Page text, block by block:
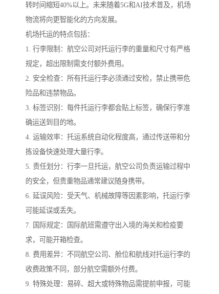
转时间缩短40%以上。未来随着5G和AI技术普及，机场
物流将向更智能化的方向发展。
机场托运的特点包括：
1. 行李限制：航空公司对托运行李的重量和尺寸有严格
规定，超出限制需支付额外费用。
2. 安全检查：所有托运行李必须通过安检，禁止携带危
险品和违禁物品。
3. 标签识别：每件托运行李都会贴上标签，确保行李准
确运送到目的地。
4. 运输效率：托运系统自动化程度高，通过传送带和分
拣设备快速处理大量行李。
5. 责任划分：行李一旦托运，航空公司负责运输过程中
的安全，但贵重物品通常建议随身携带。
6. 延误风险：受天气、机械故障等因素影响，托运行李
可能延误或丢失。
7. 国际规定：国际航班需遵守出入境的海关和检疫要
求，可能开箱检查。
8. 费用差异：不同航空公司、舱位和航线对托运行李的
收费政策不同，部分航空需额外付费。
9. 特殊处理：易碎、超大或特殊物品需提前申报，可能